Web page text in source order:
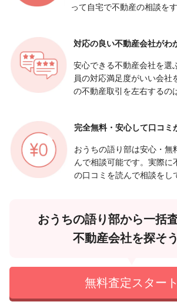
って自宅で不動産の相談を
対応の良い不動産会社がわ
安心できる不動産会社を選
員の対応満足度がいい会社
の不動産取引を左右するの
完全無料・安心して口コミ
おうちの語り部は安心・無
んで相談可能です。実際に
の口コミを読んで相談をし
おうちの語り部から一括査
不動産会社を探そ
無料査定スタート